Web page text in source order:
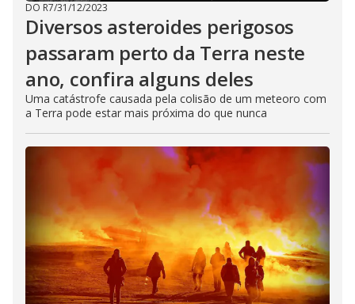
DO R7/31/12/2023
Diversos asteroides perigosos
passaram perto da Terra neste
ano, confira alguns deles
Uma catástrofe causada pela colisão de um meteoro com
a Terra pode estar mais próxima do que nunca